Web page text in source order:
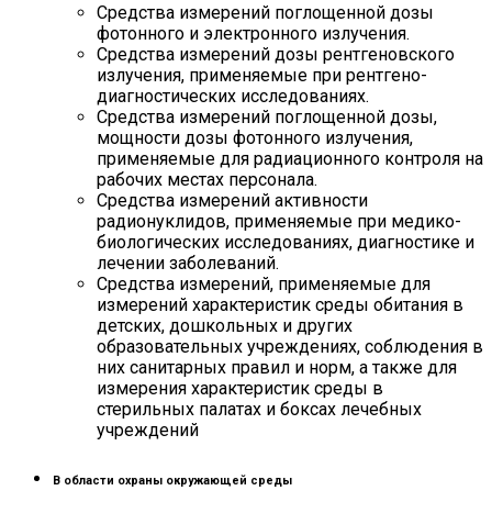
Средства измерений поглощенной дозы
фотонного и электронного излучения.
Средства измерений дозы рентгеновского
излучения, применяемые при рентгено-
диагностических исследованиях.
Средства измерений поглощенной дозы,
мощности дозы фотонного излучения,
применяемые для радиационного контроля на
рабочих местах персонала.
Средства измерений активности
радионуклидов, применяемые при медико-
биологических исследованиях, диагностике и
лечении заболеваний.
Средства измерений, применяемые для
измерений характеристик среды обитания в
детских, дошкольных и других
образовательных учреждениях, соблюдения в
них санитарных правил и норм, а также для
измерения характеристик среды в
стерильных палатах и боксах лечебных
учреждений
В области охраны окружающей среды